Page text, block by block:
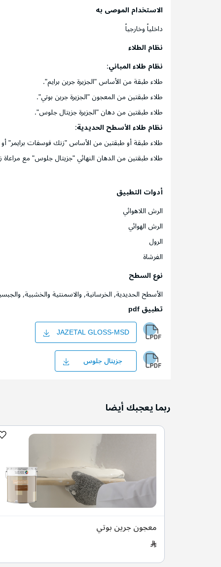
الاستخدام الموصى به
داخلياً وخارجياً
نظام الطلاء
نظام طلاء المباني:
طلاء طبقة من الأساس "الجزيرة جرين برايم".
طلاء طبقتين من المعجون "الجزيرة جرين بوتي".
طلاء طبقتين من دهان "الجزيرة جزيتال جلوس".
نظام طلاء الأسطح الحديدية:
طلاء طبقة أو طبقتين من الأساس "زنك فوسفات برايمر" أو
طلاء طبقتين من الدهان النهائي "جزيتال جلوس" مع مراعاة
أدوات التطبيق
الرش اللاهوائي
الرش الهوائي
الرول
الفرشاة
نوع السطح
الأسطح الحديدية, الخرسانية, والاسمنتية والخشبية,
تطبيق pdf
JAZETAL GLOSS-MSD
جزيتال جلوس
ربما يعجبك أيضا
معجون جرين بوتي